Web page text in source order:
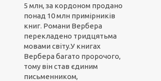
5 млн, за кордоном продано
понад 10 млн примірників
книг. Романи Вербера
перекладено тридцятьма
мовами світу.У книгах
Вербера багато пророчого,
тому він став єдиним
письменником,